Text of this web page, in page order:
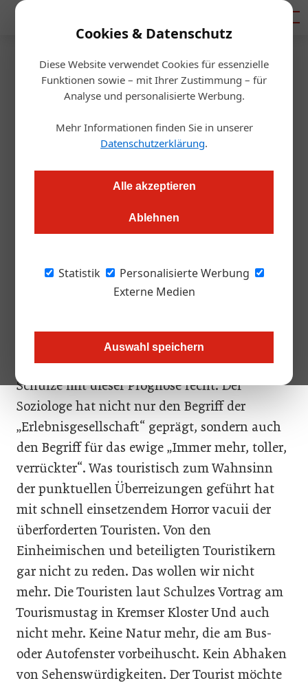
Cookies & Datenschutz
Diese Website verwendet Cookies für essenzielle
Funktionen sowie – mit Ihrer Zustimmung – für
Analyse und personalisierte Werbung.
Mehr Informationen finden Sie in unserer
Datenschutzerklärung.
Alle akzeptieren
Ablehnen
Statistik
Personalisierte Werbung
Externe Medien
Auswahl speichern
Startseite/Gastro & Hotel
Menschen begegnen und
Authentisches erleben
Auf dem Tourismustag wurden strategische Überlegungen
der Österreich Werbung (ÖW) und eine Studie zum
EDEN 2015 verliehen
Die Zeiten des „Steigerungsspiels“ könnten
bald vorbei sein. Hoffentlich hat Prof. Gerhard
Schulze mit dieser Prognose recht. Der
Soziologe hat nicht nur den Begriff der
„Erlebnisgesellschaft“ geprägt, sondern auch
den Begriff für das ewige „Immer mehr, toller,
verrückter“. Was touristisch zum Wahnsinn
der punktuellen Überreizungen geführt hat
mit schnell einsetzendem Horror vacuii der
überforderten Touristen. Von den
Einheimischen und beteiligten Touristikern
gar nicht zu reden. Das wollen wir nicht
mehr. Die Touristen laut Schulzes Vortrag am
Tourismustag in Kremser Kloster Und auch
nicht mehr. Keine Natur mehr, die am Bus-
oder Autofenster vorbeihuscht. Kein Abhaken
von Sehenswürdigkeiten. Der Tourist möchte